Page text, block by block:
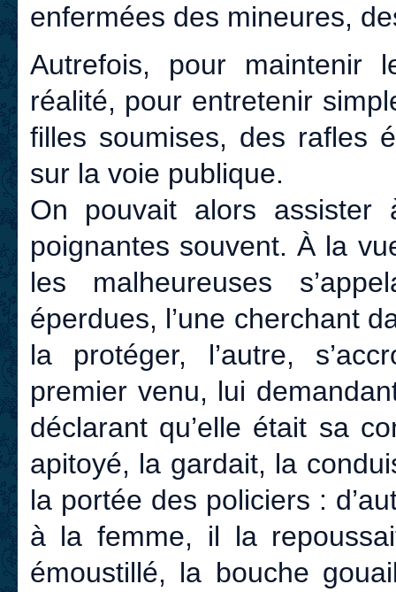
enfermées des mineures,
Autrefois, pour maintenir
réalité, pour entretenir
filles soumises, des rafles
sur la voie publique.
On pouvait alors assister
poignantes souvent. À la
les malheureuses
éperdues, l’une cherchant
la protéger, l’autre,
premier venu, lui
déclarant qu’elle était sa
apitoyé, la gardait, la
la portée des policiers :
à la femme, il la
émoustillé, la bouche